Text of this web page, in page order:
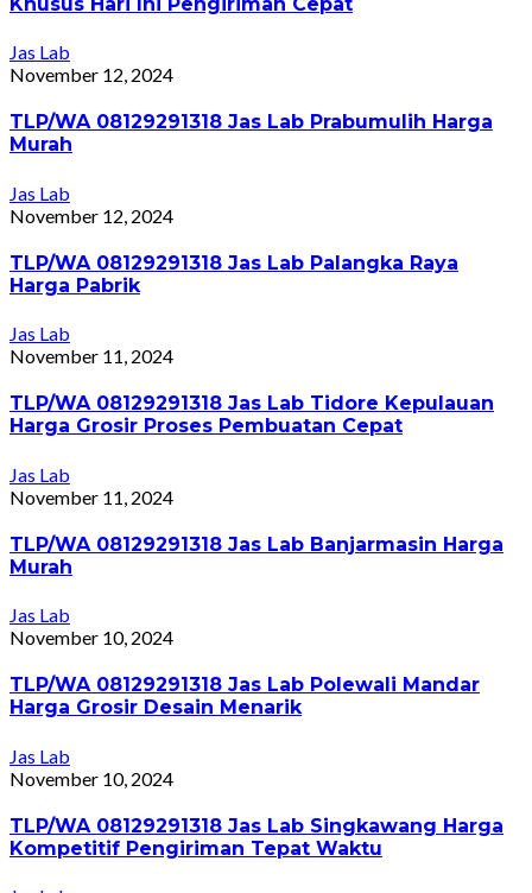
Jas Lab
November 12, 2024
TLP/WA 08129291318 Jas Lab Prabumulih Harga
Murah
Jas Lab
November 12, 2024
TLP/WA 08129291318 Jas Lab Palangka Raya
Harga Pabrik
Jas Lab
November 11, 2024
TLP/WA 08129291318 Jas Lab Tidore Kepulauan
Harga Grosir Proses Pembuatan Cepat
Jas Lab
November 11, 2024
TLP/WA 08129291318 Jas Lab Banjarmasin Harga
Murah
Jas Lab
November 10, 2024
TLP/WA 08129291318 Jas Lab Polewali Mandar
Harga Grosir Desain Menarik
Jas Lab
November 10, 2024
TLP/WA 08129291318 Jas Lab Singkawang Harga
Kompetitif Pengiriman Tepat Waktu